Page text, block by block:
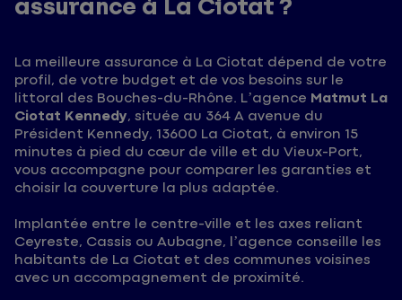
assurance à La Ciotat ?
La meilleure assurance à La Ciotat dépend de votre
profil, de votre budget et de vos besoins sur le
littoral des Bouches-du-Rhône. L’agence Matmut La
Ciotat Kennedy, située au 364 A avenue du
Président Kennedy, 13600 La Ciotat, à environ 15
minutes à pied du cœur de ville et du Vieux-Port,
vous accompagne pour comparer les garanties et
choisir la couverture la plus adaptée.
Implantée entre le centre-ville et les axes reliant
Ceyreste, Cassis ou Aubagne, l’agence conseille les
habitants de La Ciotat et des communes voisines
avec un accompagnement de proximité.